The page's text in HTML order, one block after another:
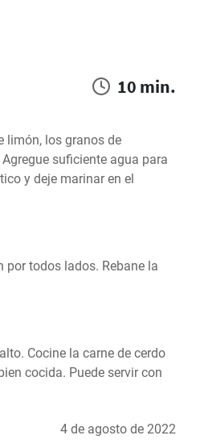
10 min.
limón, los granos de
suficiente agua para
y deje marinar en el
por todos lados. Rebane la
Cocine la carne de cerdo
cocida. Puede servir con
4 de agosto de 2022